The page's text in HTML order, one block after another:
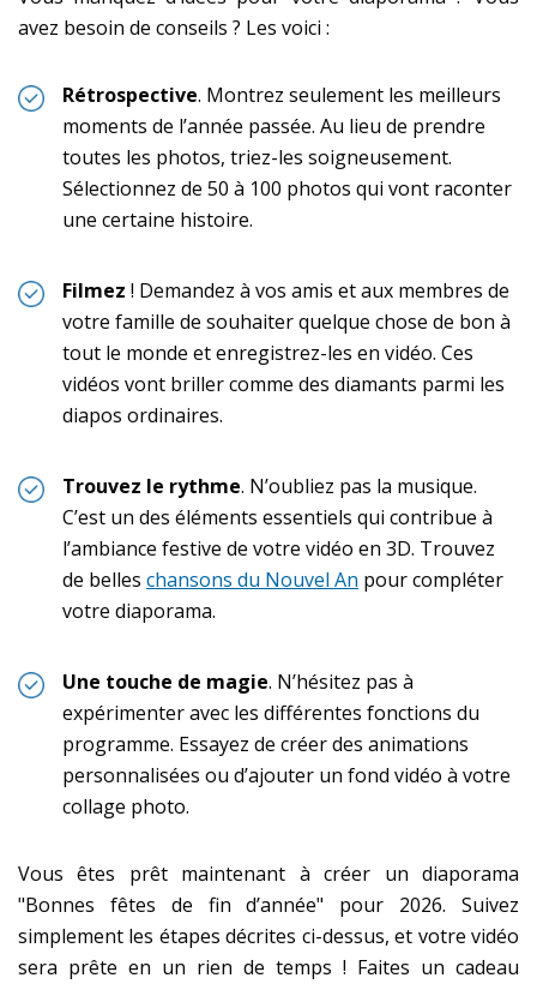
avez besoin de conseils ? Les voici :
Rétrospective. Montrez seulement les meilleurs
moments de l’année passée. Au lieu de prendre
toutes les photos, triez-les soigneusement.
Sélectionnez de 50 à 100 photos qui vont raconter
une certaine histoire.
Filmez ! Demandez à vos amis et aux membres de
votre famille de souhaiter quelque chose de bon à
tout le monde et enregistrez-les en vidéo. Ces
vidéos vont briller comme des diamants parmi les
diapos ordinaires.
Trouvez le rythme. N’oubliez pas la musique.
C’est un des éléments essentiels qui contribue à
l’ambiance festive de votre vidéo en 3D. Trouvez
de belles chansons du Nouvel An pour compléter
votre diaporama.
Une touche de magie. N’hésitez pas à
expérimenter avec les différentes fonctions du
programme. Essayez de créer des animations
personnalisées ou d’ajouter un fond vidéo à votre
collage photo.
Vous êtes prêt maintenant à créer un diaporama
"Bonnes fêtes de fin d’année" pour 2026. Suivez
simplement les étapes décrites ci-dessus, et votre vidéo
sera prête en un rien de temps ! Faites un cadeau